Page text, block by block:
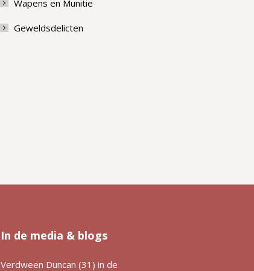
Wapens en Munitie
Geweldsdelicten
In de media & blogs
Verdween Duncan (31) in de